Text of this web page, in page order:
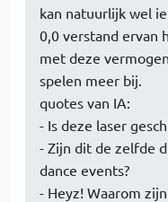
kan natuurlijk wel
0,0 verstand ervan
met deze
spelen meer bij.
quotes van IA:
- Is deze laser
- Zijn dit de zelfde
dance events?
- Heyz! Waarom